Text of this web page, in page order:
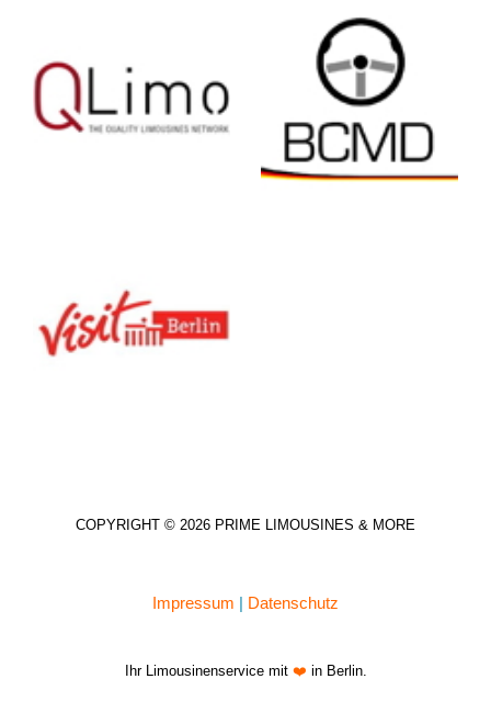
COPYRIGHT © 2026 PRIME LIMOUSINES & MORE
Impressum Datenschutz
Ihr Limousinenservice mit❤️ in Berlin.